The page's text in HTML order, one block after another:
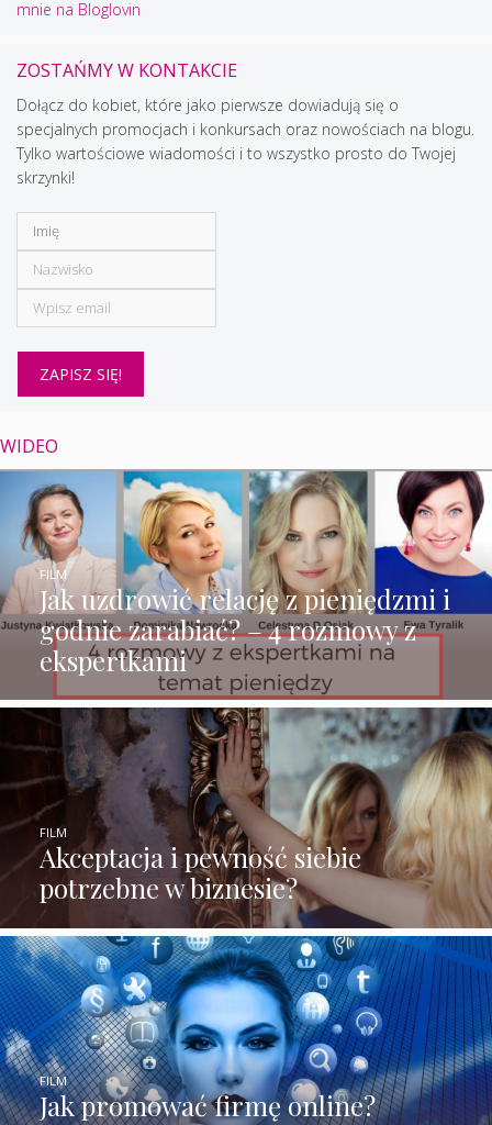
mnie na Bloglovin
ZOSTAŃMY W KONTAKCIE
Dołącz do kobiet, które jako pierwsze dowiadują się o
specjalnych promocjach i konkursach oraz nowościach na blogu.
Tylko wartościowe wiadomości i to wszystko prosto do Twojej
skrzynki!
WIDEO
Jak uzdrowić relację z pieniędzmi i
godnie zarabiać? – 4 rozmowy z
ekspertkami
FILM
Akceptacja i pewność siebie
potrzebne w biznesie?
FILM
Jak promować firmę online?
FILM